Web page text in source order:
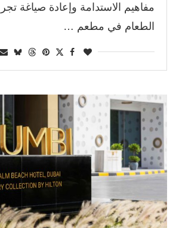
مفاهيم الاستدامة وإعادة صياغة
الطعام في مطعم …